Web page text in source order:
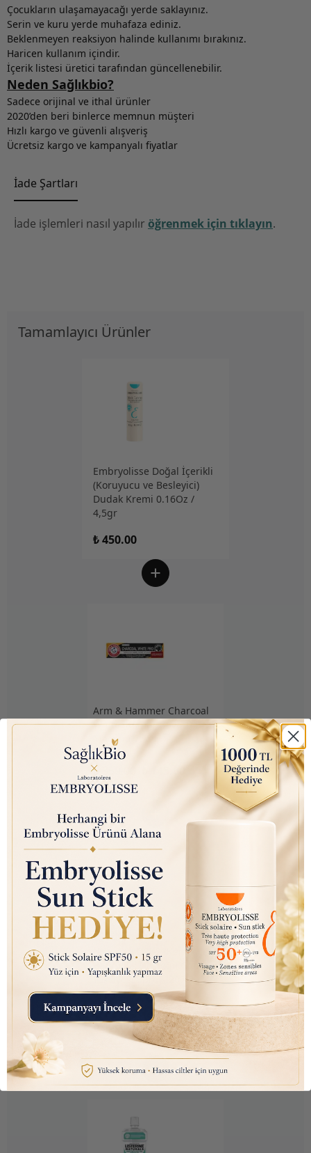
Çocukların ulaşamayacağı yerde saklayınız.
Serin ve kuru yerde muhafaza ediniz.
Beklenmeyen reaksiyon halinde kullanımı bırakınız.
Haricen kullanım içindir.
İçerik listesi üretici tarafından güncellenebilir.
Neden Sağlıkbio?
Sadece orijinal ve ithal ürünler
2020’den beri binlerce memnun müşteri
Hızlı kargo ve güvenli alışveriş
Ücretsiz kargo ve kampanyalı fiyatlar
İade Şartları
İade işlemleri nasıl yapılır öğrenmek için tıklayın.
Tamamlayıcı Ürünler
Embryolisse Doğal İçerikli
(Koruyucu ve Besleyici)
Dudak Kremi 0.16Oz /
4,5gr
₺ 450.00
Arm & Hammer Charcoal
White (Kömür Beyazı) Diş
Macunu 75ml
₺ 350.00 ₺ 145.00
Nutraxin D3K2 (Kemik ve
Bağışıklık Desteği) Gıda
Takviyesi Sprey (207 Puf)
30ml
₺ 450.00 ₺ 145.10